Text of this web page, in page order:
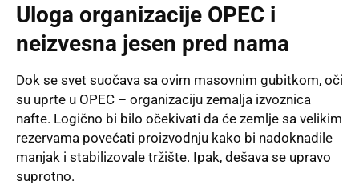
Uloga organizacije OPEC i
neizvesna jesen pred nama
Dok se svet suočava sa ovim masovnim gubitkom, oči
su uprte u OPEC – organizaciju zemalja izvoznica
nafte. Logično bi bilo očekivati da će zemlje sa velikim
rezervama povećati proizvodnju kako bi nadoknadile
manjak i stabilizovale tržište. Ipak, dešava se upravo
suprotno.